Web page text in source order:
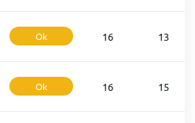
Ok 16 13
Ok 16 15